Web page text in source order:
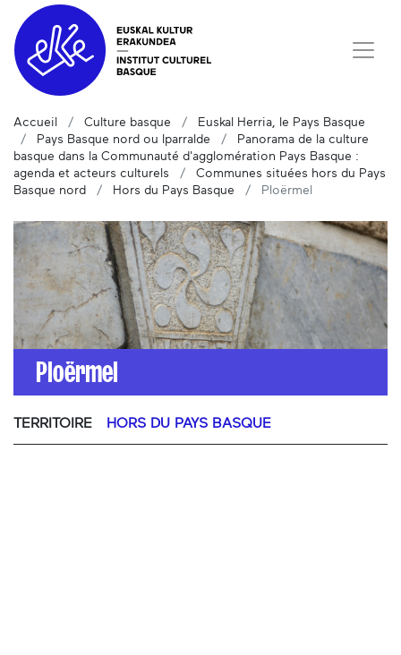
Accueil Culture basque
Euskal Herria, le Pays Basque
Pays Basque nord ou Iparralde
Panorama de la culture
basque dans la Communauté d'agglomération Pays Basque :
agenda et acteurs culturels
Communes situées hors du Pays
Basque nord
Hors du Pays Basque Ploërmel
Ploërmel
TERRITOIRE HORS DU PAYS BASQUE